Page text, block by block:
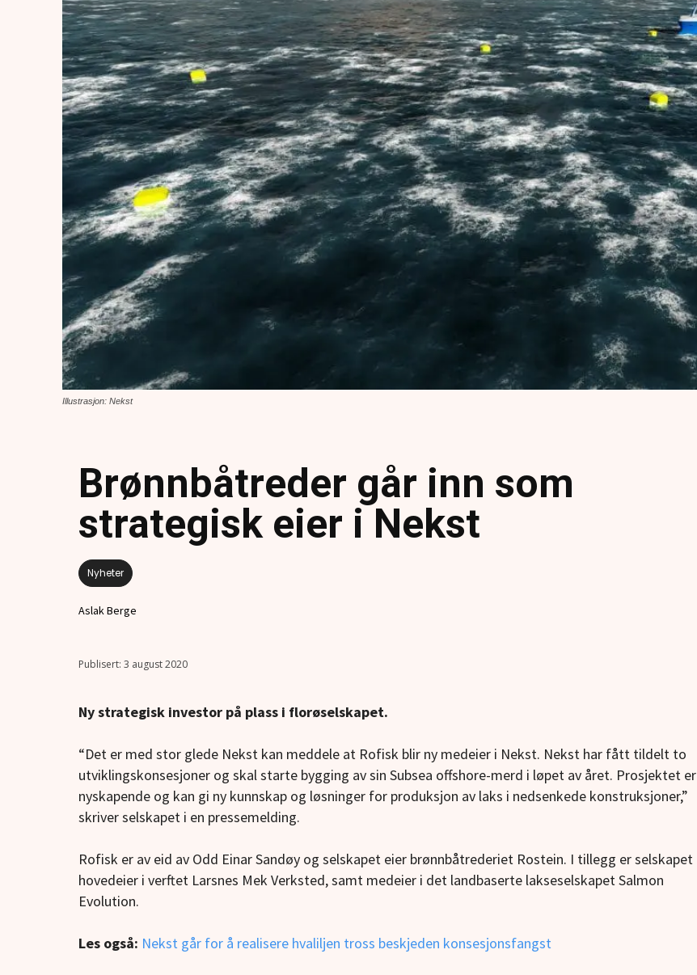
Illustrasjon: Nekst
Brønnbåtreder går inn som
strategisk eier i Nekst
Nyheter
Aslak Berge
3 august 2020
Ny strategisk investor på plass i florøselskapet.
“Det er med stor glede Nekst kan meddele at Rofisk blir ny medeier i Nekst. Nekst har fått tildelt to
utviklingskonsesjoner og skal starte bygging av sin Subsea offshore-merd i løpet av året. Prosjektet er
nyskapende og kan gi ny kunnskap og løsninger for produksjon av laks i nedsenkede konstruksjoner,”
skriver selskapet i en pressemelding.
Rofisk er av eid av Odd Einar Sandøy og selskapet eier brønnbåtrederiet Rostein. I tillegg er selskapet
hovedeier i verftet Larsnes Mek Verksted, samt medeier i det landbaserte lakseselskapet Salmon
Evolution.
Les også: Nekst går for å realisere hvaliljen tross beskjeden konsesjonsfangst